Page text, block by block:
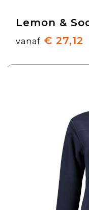
Lemon &
vanaf € 27,12